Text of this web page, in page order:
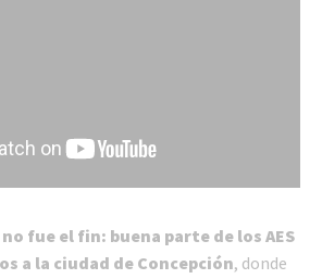
fue el fin: buena parte de los AES
a la ciudad de Concepción, donde